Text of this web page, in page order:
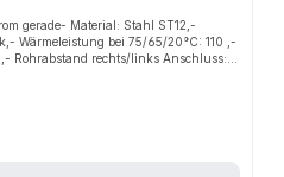
gerade- Material: Stahl ST12,-
Wärmeleistung bei 75/65/20°C: 110 ,-
Rohrabstand rechts/links Anschluss:
EN 442,- Geeignet
inklusive Wandhalterungen,